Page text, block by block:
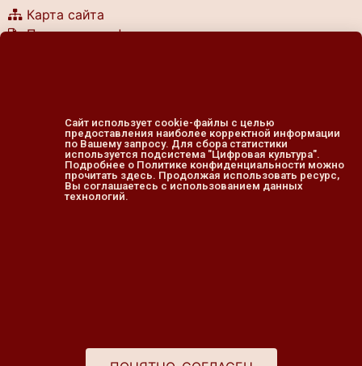
Карта сайта
Политика конфиденциальности
г. Курск, ул. Ленина, 49
тел.: (4712) 70-17-30
e-mail: konbaseev@yandex.ru
Сайт использует cookie-файлы с целью
предоставления наиболее корректной информации
по Вашему запросу. Для сбора статистики
используется подсистема "Цифровая культура".
Подробнее о Политике конфиденциальности можно
прочитать здесь. Продолжая использовать ресурс,
Вы соглашаетесь с использованием данных
технологий.